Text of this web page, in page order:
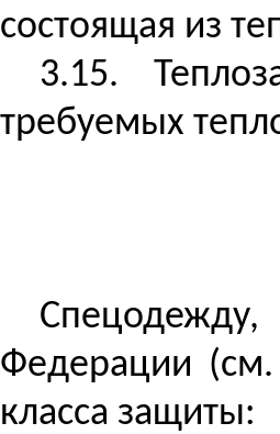
состоящая из
3.15.
требуемых
Спецодежду,
Федерации
класса защиты: